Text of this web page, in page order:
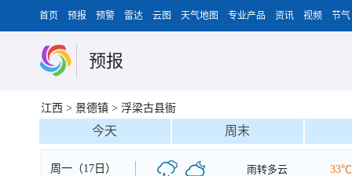
首页 预报 预警 雷达 云图 天气地图 专业产品 资讯 视频 节气
预报
江西 > 景德镇 > 浮梁古县衙
今天 周末
周一（17日） 雨转多云 33℃